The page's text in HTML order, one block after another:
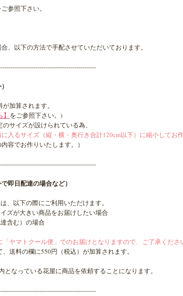
参照下さい。
、以下の方法で手配させていただいております。
加算されます。
をご参照下さい。)
サイズが設けられている為、
入るサイズ（縦・横・奥行き合計120cm以下）に縮小してお
容でお作りいたします。）
即日配達の場合など）
、以下の際にご利用いただけます。
ズが大きい商品をお届けしたい場合
含む）の場合
ヤマトクール便」でのお届けとなりますので、ご了承くださ
送料の欄に550円（税込）が加算されます。
なっている花屋に商品を依頼することになります。